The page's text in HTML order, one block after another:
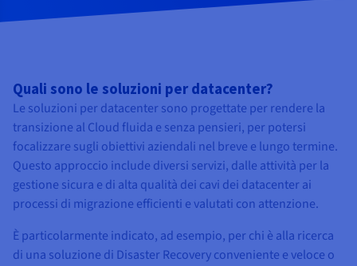
Quali sono le soluzioni per datacenter?
Le soluzioni per datacenter sono progettate per rendere la
transizione al Cloud fluida e senza pensieri, per potersi
focalizzare sugli obiettivi aziendali nel breve e lungo termine.
Questo approccio include diversi servizi, dalle attività per la
gestione sicura e di alta qualità dei cavi dei datacenter ai
processi di migrazione efficienti e valutati con attenzione.
È particolarmente indicato, ad esempio, per chi è alla ricerca
di una soluzione di Disaster Recovery conveniente e veloce o